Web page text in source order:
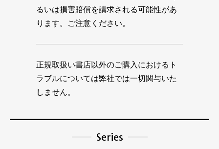
るいは損害賠償を請求される可能性があ
ります。ご注意ください。
正規取扱い書店以外のご購入におけるト
ラブルについては弊社では一切関与いた
しません。
Series